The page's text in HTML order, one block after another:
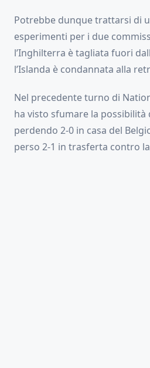
Potrebbe dunque trattarsi di
esperimenti per i due
l’Inghilterra è tagliata fuori
l’Islanda è condannata alla
Nel precedente turno di
ha visto sfumare la possibilità
perdendo 2-0 in casa del
perso 2-1 in trasferta contro